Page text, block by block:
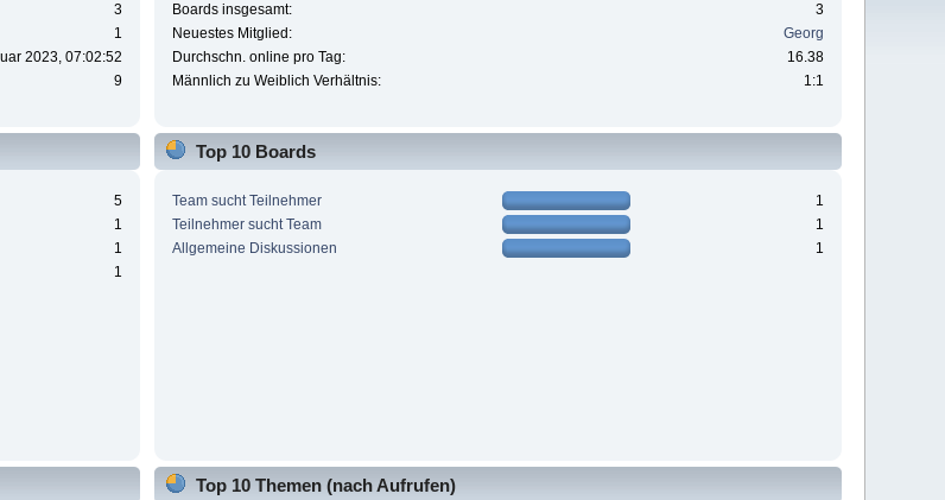
3
1
2023, 07:02:52
9
Boards insgesamt:
3
Neuestes Mitglied:
Georg
Durchschn. online pro Tag:
16.38
Männlich zu Weiblich Verhältnis:
1:1
5
1
1
1
Top 10 Boards
Team sucht Teilnehmer
1
Teilnehmer sucht Team
1
Allgemeine Diskussionen
1
Top 10 Themen (nach Aufrufen)